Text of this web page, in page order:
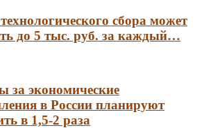
сбора может
до 5 тыс. руб. за каждый…
экономические
в России планируют
в 1,5-2 раза